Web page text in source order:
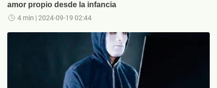
amor propio desde la infancia
4 min | 2024-09-19 02:44